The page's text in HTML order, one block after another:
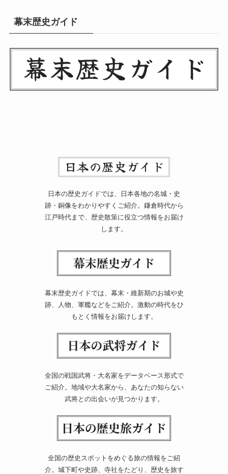
幕末歴史ガイド
日本の歴史ガイドでは、日本各地の名城・史
跡・銅像をわかりやすくご紹介。鎌倉時代から
江戸時代まで、歴史散策に役立つ情報をお届け
します。
幕末歴史ガイドでは、幕末・維新期のお城や史
跡、人物、軍艦などをご紹介。激動の時代をひ
もとく情報をお届けします。
全国の戦国武将・大名家をデータベース形式で
ご紹介。地域や大名家から、あなたの知らない
武将との出会いが見つかります。
全国の歴史スポットをめぐる旅の情報をご紹
介。城下町や史跡、寺社をたどり、歴史を旅す